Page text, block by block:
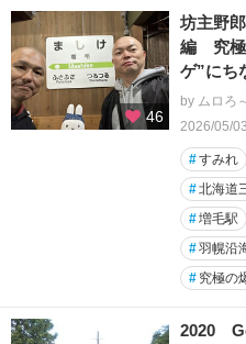
46
坊主野
編 究極
ゲ”にち
by ムロろ
2026/05/
#すみれ
#北海道
#増毛駅
#羽幌沿
# 究極の
2020